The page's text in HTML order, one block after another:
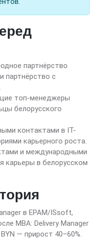
партнёрство
партнёрство с
топ-менеджеры
белорусского
контактами в IT-
карьерного роста.
и международными
карьеры в белорусском
в EPAM/ISsoft,
MBA: Delivery Manager
— прирост 40–60%.